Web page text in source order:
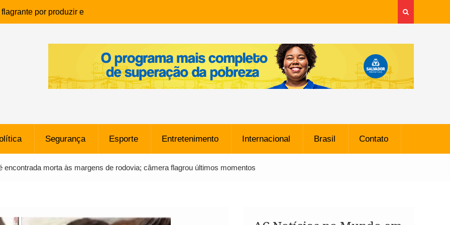
por produzir e
infantil em Eunápolis
morreu após ataque
sem restrições e pode
o Vasco
SpaceX Colide com a Lua
Metros, Afirma a Nasa
Segurança Esporte Entretenimento Internacional Brasil Contato
encontrada morta às margens de rodovia; câmera flagrou últimos momentos